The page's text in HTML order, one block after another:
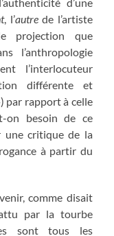
, l’autrede l’artiste
projection que
l’anthropologie
l’interlocuteur
différente et
par rapport à celle
on besoin de ce
une critique de la
à partir du
comme disait
par la tourbe
sont tous les